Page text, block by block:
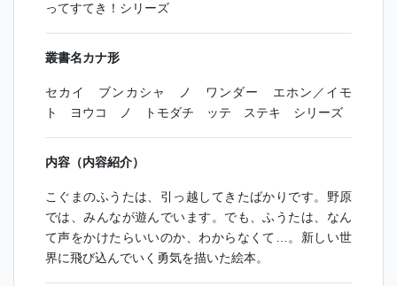
ってすてき！シリーズ
叢書名カナ形
セカイ ブンカシャ ノ ワンダー エホン／イモ
ト ヨウコ ノ トモダチ ッテ ステキ シリーズ
内容（内容紹介）
こぐまのふうたは、引っ越してきたばかりです。野原
では、みんなが遊んでいます。でも、ふうたは、なん
て声をかけたらいいのか、わからなくて…。新しい世
界に飛び込んでいく勇気を描いた絵本。